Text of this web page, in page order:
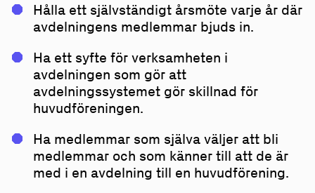
Hålla ett självständigt årsmöte varje år där
avdelningens medlemmar bjuds in.
Ha ett syfte för verksamheten i
avdelningen som gör att
avdelningssystemet gör skillnad för
huvudföreningen.
Ha medlemmar som själva väljer att bli
medlemmar och som känner till att de är
med i en avdelning till en huvudförening.